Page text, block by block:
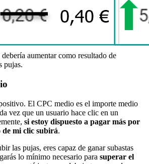
aumentar como resultado de
pujas.
El CPC medio es el importe medio
vez que un usuario hace clic en un
si estoy dispuesto a pagar más por
de mi clic subirá.
las pujas, eres capaz de ganar subastas
lo mínimo necesario para superar el